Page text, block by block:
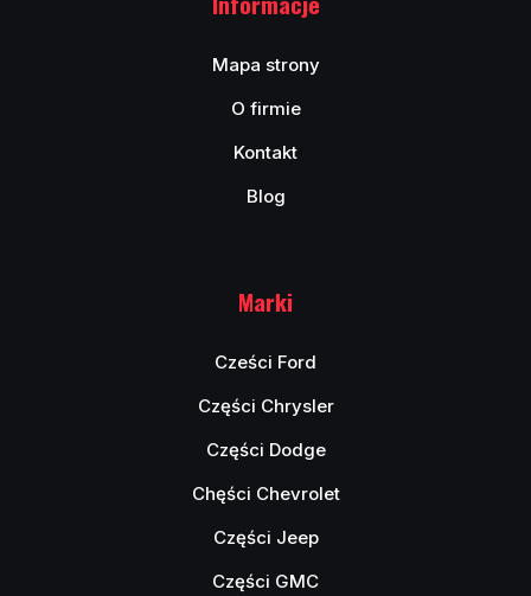
Mapa strony
O firmie
Kontakt
Blog
Marki
Cześci Ford
Części Chrysler
Części Dodge
Chęści Chevrolet
Części Jeep
Części GMC